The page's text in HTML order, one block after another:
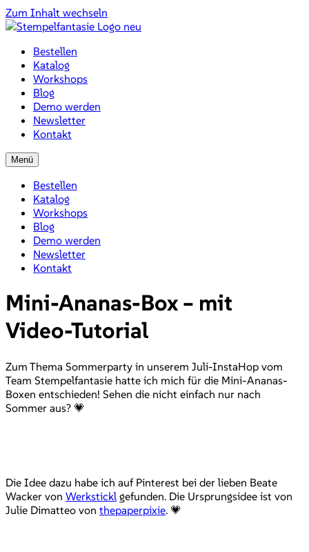
Zum Inhalt wechseln
Bestellen
Katalog
Workshops
Blog
Demo werden
Newsletter
Kontakt
Menü
Bestellen
Katalog
Workshops
Blog
Demo werden
Newsletter
Kontakt
Mini-Ananas-Box – mit
Video-Tutorial
Zum Thema Sommerparty in unserem Juli-InstaHop vom
Team Stempelfantasie hatte ich mich für die Mini-Ananas-
Boxen entschieden! Sehen die nicht einfach nur nach
Sommer aus? 💗
Die Idee dazu habe ich auf Pinterest bei der lieben Beate
Wacker von Werkstickl gefunden. Die Ursprungsidee ist von
Julie Dimatteo von thepaperpixie. 💗